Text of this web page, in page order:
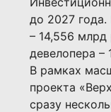
до 2027
– 14,556 млрд
девелопера –
В рамках
проекта
сразу